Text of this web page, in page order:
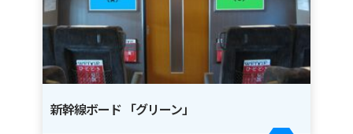
新幹線ボード 「グリーン」